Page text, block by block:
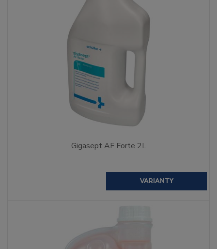
Gigasept AF Forte 2L
VARIANTY